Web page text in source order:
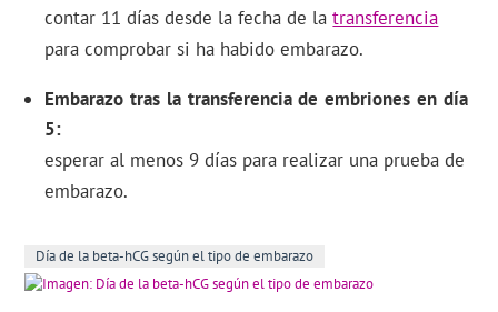
contar 11 días desde la fecha de latransferencia
para comprobar si ha habido embarazo.
Embarazo tras la transferencia de embriones en día
5
esperar al menos 9 días para realizar una prueba de
embarazo.
Día de la beta-hCG según el tipo de embarazo